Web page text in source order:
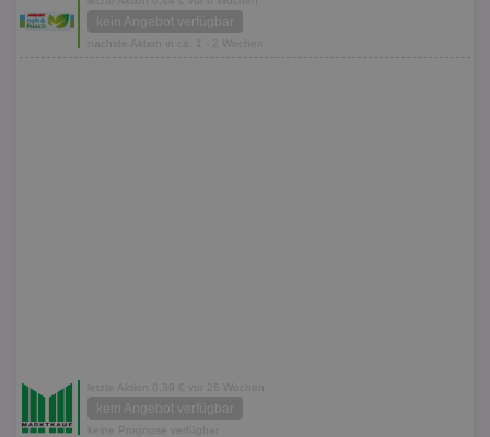
kein Angebot verfügbar
nächste Aktion in ca. 1 - 2 Wochen
letzte Aktion 0,39 € vor 26 Wochen
kein Angebot verfügbar
keine Prognose verfügbar